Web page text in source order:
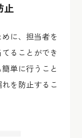
止
に、担当者を
ることができ
単に行うこと
を防止するこ